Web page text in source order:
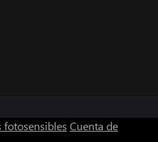
fotosensibles Cuenta de